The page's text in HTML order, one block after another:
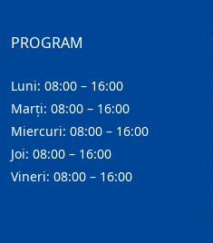
PROGRAM
Luni: 08:00 – 16:00
Marți: 08:00 – 16:00
Miercuri: 08:00 – 16:00
Joi: 08:00 – 16:00
Vineri: 08:00 – 16:00